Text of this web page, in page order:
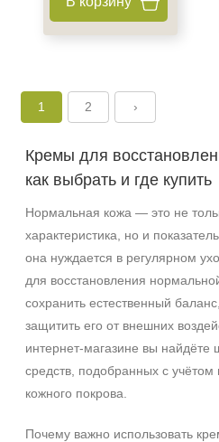
1 2 ›
Кремы для
как выбрать и где купить
Нормальная кожа — это не
характеристика, но и
она нуждается в регулярном
для восстановления
сохранить естественный
защитить его от внешних
интернет‑магазине вы найдёте
средств, подобранных с учётом
кожного покрова.
Почему важно использовать